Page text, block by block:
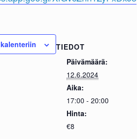
TIEDOT
Päivämäärä:
12.6.2024
Aika:
17:00 - 20:00
Hinta:
€8